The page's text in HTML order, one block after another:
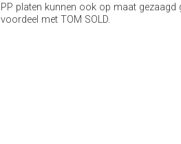
PP platen kunnen ook op maat gezaagd
voordeel met TOM SOLD.